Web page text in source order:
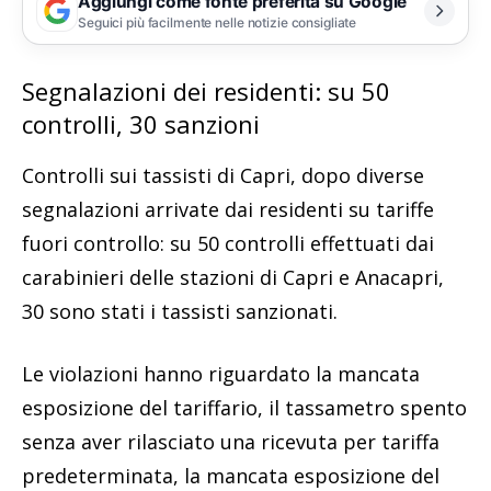
Seguici più facilmente nelle notizie consigliate
Segnalazioni dei residenti: su 50
controlli, 30 sanzioni
Controlli sui tassisti di Capri, dopo diverse
segnalazioni arrivate dai residenti su tariffe
fuori controllo: su 50 controlli effettuati dai
carabinieri delle stazioni di Capri e Anacapri,
30 sono stati i tassisti sanzionati.
Le violazioni hanno riguardato la mancata
esposizione del tariffario, il tassametro spento
senza aver rilasciato una ricevuta per tariffa
predeterminata, la mancata esposizione del